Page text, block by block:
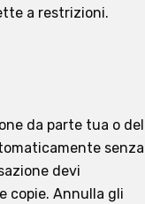
a restrizioni.
da parte tua o del
senza
devi
copie. Annulla gli